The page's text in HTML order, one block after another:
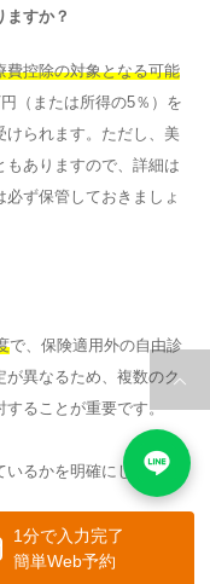
ますか？
費控除の対象となる可能
（または所得の5％）を
けられます。ただし、美
ありますので、詳細は
ず保管しておきましょ
で、保険適用外の自由診
が異なるため、複数のク
することが重要です。
るかを明確にしましょ
1分で入力完了
簡単Web予約